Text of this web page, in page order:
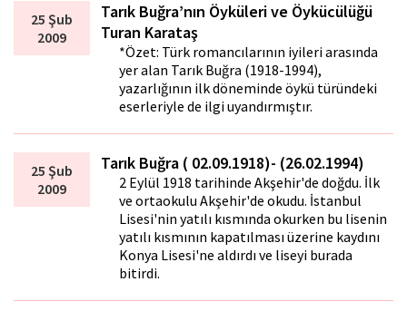
25 Şub
2009
Tarık Buğra’nın Öyküleri ve Öykücülüğü
Turan Karataş
*Özet: Türk romancılarının iyileri arasında
yer alan Tarık Buğra (1918-1994),
yazarlığının ilk döneminde öykü türündeki
eserleriyle de ilgi uyandırmıştır.
25 Şub
2009
Tarık Buğra ( 02.09.1918)- (26.02.1994)
2 Eylül 1918 tarihinde Akşehir'de doğdu. İlk
ve ortaokulu Akşehir'de okudu. İstanbul
Lisesi'nin yatılı kısmında okurken bu lisenin
yatılı kısmının kapatılması üzerine kaydını
Konya Lisesi'ne aldırdı ve liseyi burada
bitirdi.